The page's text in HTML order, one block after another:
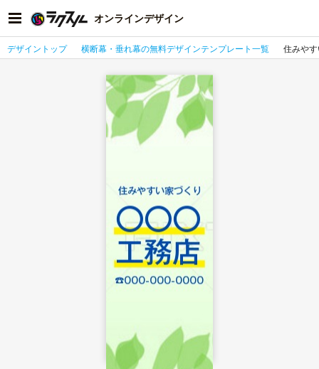
オンラインデザイン
デザイントップ 横断幕・垂れ幕の無料デザインテンプレート一覧 住みや